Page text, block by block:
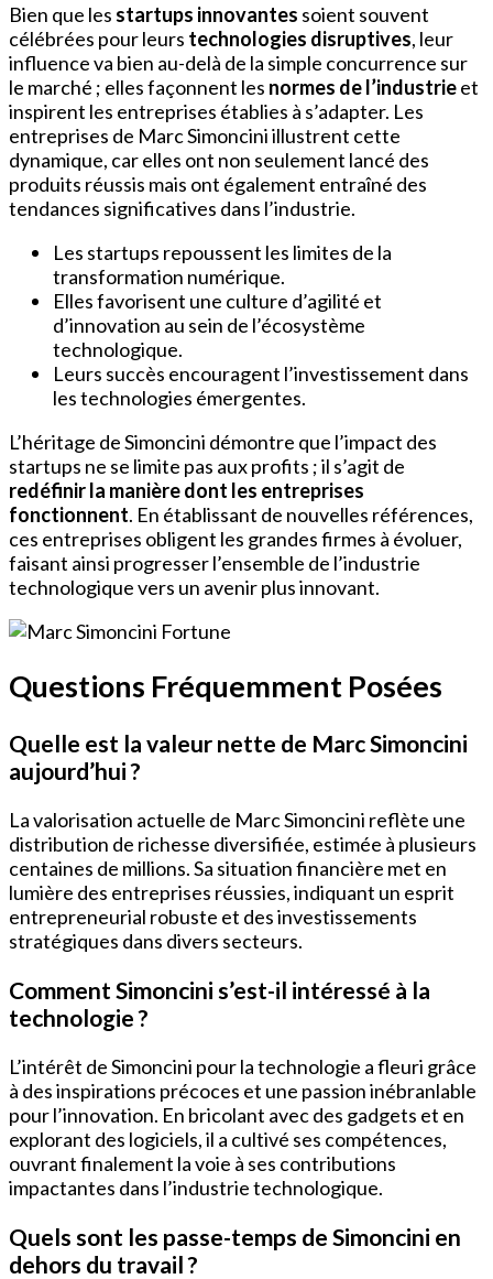
Bien que les startups innovantes soient souvent
célébrées pour leurs technologies disruptives, leur
influence va bien au-delà de la simple concurrence sur
le marché ; elles façonnent les normes de l’industrieet
inspirent les entreprises établies à s’adapter. Les
entreprises de Marc Simoncini illustrent cette
dynamique, car elles ont non seulement lancé des
produits réussis mais ont également entraîné des
tendances significatives dans l’industrie.
Les startups repoussent les limites de la
transformation numérique.
Elles favorisent une culture d’agilité et
d’innovation au sein de l’écosystème
technologique.
Leurs succès encouragent l’investissement dans
les technologies émergentes.
L’héritage de Simoncini démontre que l’impact des
startups ne se limite pas aux profits ; il s’agit de
redéfinir la manière dont les entreprises
fonctionnent. En établissant de nouvelles références,
ces entreprises obligent les grandes firmes à évoluer,
faisant ainsi progresser l’ensemble de l’industrie
technologique vers un avenir plus innovant.
Questions Fréquemment Posées
Quelle est la valeur nette de Marc Simoncini
aujourd’hui ?
La valorisation actuelle de Marc Simoncini reflète une
distribution de richesse diversifiée, estimée à plusieurs
centaines de millions. Sa situation financière met en
lumière des entreprises réussies, indiquant un esprit
entrepreneurial robuste et des investissements
stratégiques dans divers secteurs.
Comment Simoncini s’est-il intéressé à la
technologie ?
L’intérêt de Simoncini pour la technologie a fleuri grâce
à des inspirations précoces et une passion inébranlable
pour l’innovation. En bricolant avec des gadgets et en
explorant des logiciels, il a cultivé ses compétences,
ouvrant finalement la voie à ses contributions
impactantes dans l’industrie technologique.
Quels sont les passe-temps de Simoncini en
dehors du travail ?